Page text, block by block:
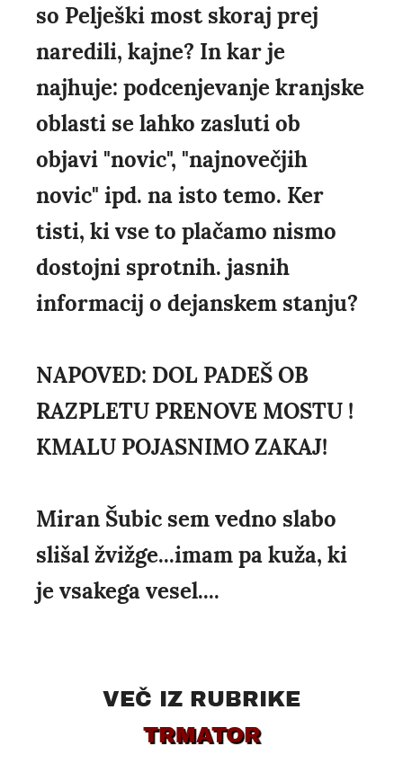
so Pelješki most skoraj prej
naredili, kajne? In kar je
najhuje: podcenjevanje kranjske
oblasti se lahko zasluti ob
objavi "novic", "najnovečjih
novic" ipd. na isto temo. Ker
tisti, ki vse to plačamo nismo
dostojni sprotnih. jasnih
informacij o dejanskem stanju?
NAPOVED: DOL PADEŠ OB
RAZPLETU PRENOVE MOSTU !
KMALU POJASNIMO ZAKAJ!
Miran Šubic sem vedno slabo
slišal žvižge...imam pa kuža, ki
je vsakega vesel....
VEČ IZ RUBRIKE
TRMATOR